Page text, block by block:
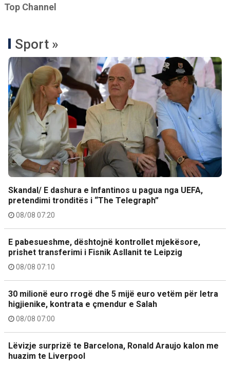
Top Channel
Sport »
Skandal/ E dashura e Infantinos u pagua nga UEFA,
pretendimi tronditës i “The Telegraph”
08/08 07:20
E pabesueshme, dështojnë kontrollet mjekësore,
prishet transferimi i Fisnik Asllanit te Leipzig
08/08 07:10
30 milionë euro rrogë dhe 5 mijë euro vetëm për letra
higjienike, kontrata e çmendur e Salah
08/08 07:00
Lëvizje surprizë te Barcelona, Ronald Araujo kalon me
huazim te Liverpool